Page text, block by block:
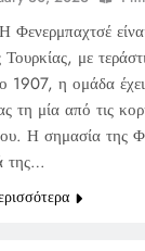
Τουρκίας, με
1907, η ομάδα έχει
τη μία από τις
Η σημασία της
της…